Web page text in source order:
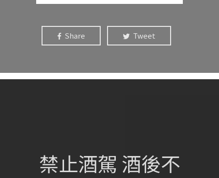
Share Tweet
葡萄酒單
瀏覽收藏
禁止酒駕 酒後不